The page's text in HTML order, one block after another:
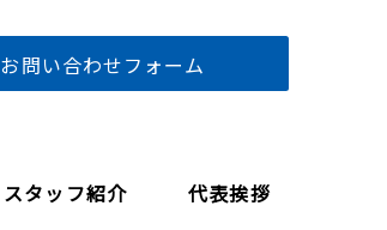
お問い合わせフォーム
スタッフ紹介 代表挨拶